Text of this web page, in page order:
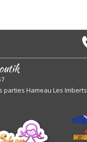
parties Hameau Les Imberts